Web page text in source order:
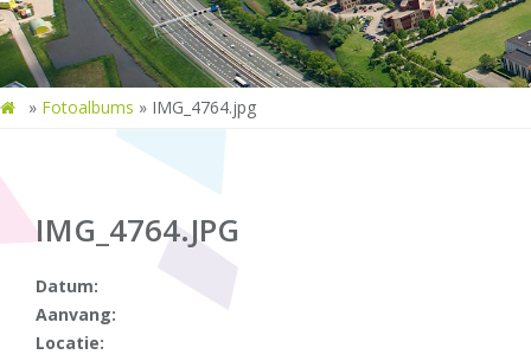
» Fotoalbums » IMG_4764.jpg
IMG_4764.JPG
Datum:
Aanvang:
Locatie: